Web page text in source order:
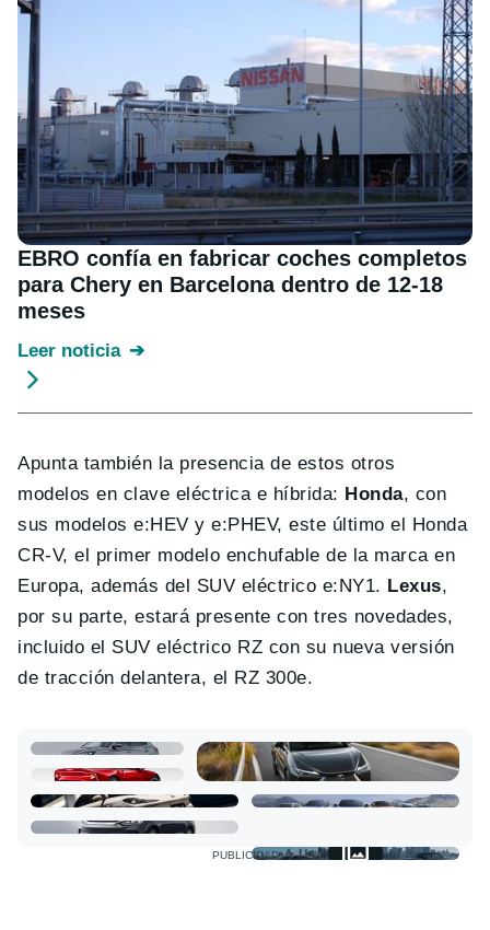
EBRO confía en fabricar coches completos
para Chery en Barcelona dentro de 12-18
meses
Leer noticia
Apunta también la presencia de estos otros
modelos en clave eléctrica e híbrida: Honda, con
sus modelos e:HEV y e:PHEV, este último el Honda
CR-V, el primer modelo enchufable de la marca en
Europa, además del SUV eléctrico e:NY1. Lexus,
por su parte, estará presente con tres novedades,
incluido el SUV eléctrico RZ con su nueva versión
de tracción delantera, el RZ 300e.